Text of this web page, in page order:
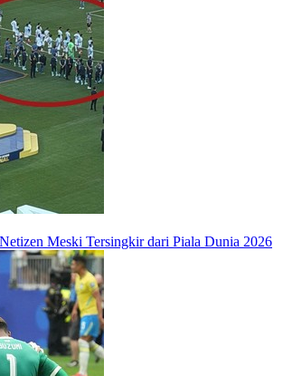
Meski Tersingkir dari Piala Dunia 2026